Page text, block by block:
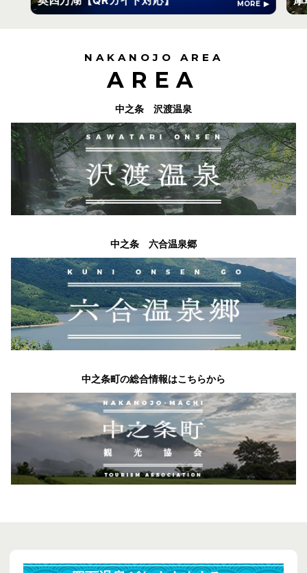
MORE
NAKANOJO AREA
AREA
中之条 沢渡温泉
中之条 六合温泉郷
中之条町の総合情報はこちらから